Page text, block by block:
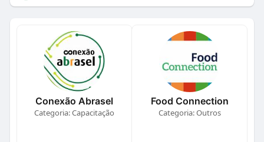
Conexão Abrasel
Categoria: Capacitação
Food Connection
Categoria: Outros